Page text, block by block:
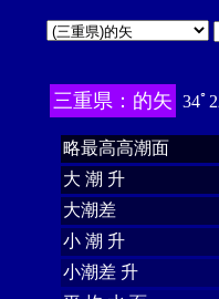
三重県：的矢 34ﾟ
略最高高潮面
大 潮 升
大潮差
小 潮 升
小潮差 升